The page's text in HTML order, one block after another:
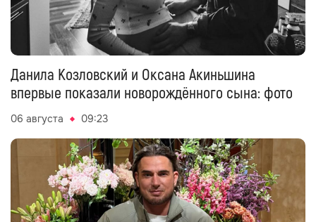
Данила Козловский и Оксана Акиньшина
впервые показали новорождённого сына: фото
06 августа 09:23